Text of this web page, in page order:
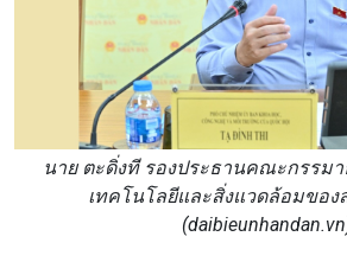
นาย ตะดิ่งที รองประธานคณะกรรม
เทคโนโลยีและสิ่งแวดล้อมขอ